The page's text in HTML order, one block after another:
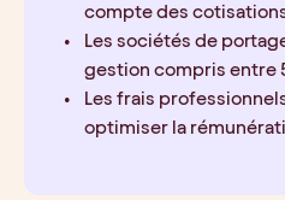
compte des
Les sociétés de
gestion compris entre
Les frais
optimiser la